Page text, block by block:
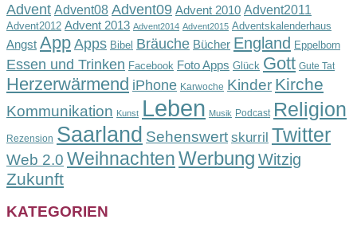
Advent Advent08 Advent09 Advent 2010 Advent2011
Advent2012 Advent 2013 Advent2014 Advent2015 Adventskalenderhaus
Angst App Apps Bibel Bräuche Bücher England Eppelborn
Essen und Trinken Facebook Foto Apps Glück Gott Gute Tat
Herzerwärmend iPhone Karwoche Kinder Kirche
Kommunikation Kunst Leben Musik Podcast Religion
Rezension Saarland Sehenswert skurril Twitter
Web 2.0 WeihnachtenWerbung Witzig
Zukunft
KATEGORIEN